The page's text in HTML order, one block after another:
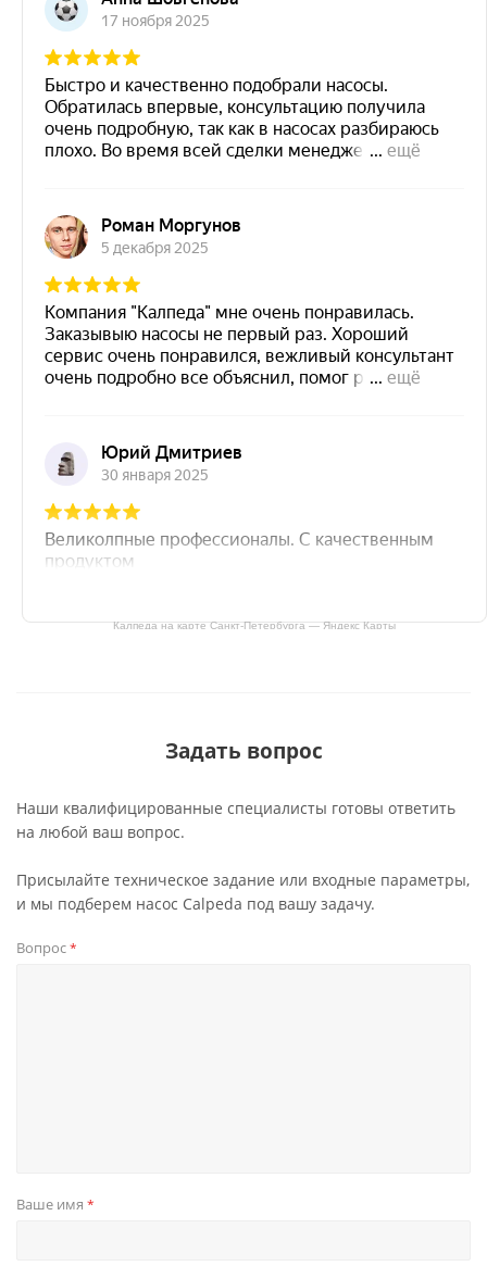
Калпеда на карте Санкт‑Петербурга — Яндекс Карты
Задать вопрос
Наши квалифицированные специалисты готовы ответить
на любой ваш вопрос.
Присылайте техническое задание или входные параметры,
и мы подберем насос Calpeda под вашу задачу.
Вопрос*
Ваше имя *